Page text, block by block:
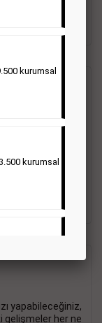
reklam şeklinde
önemli ölçüde
6 kelime
yapabileceğiniz,
gelişmeler her ne
kurumsal
kurumsal